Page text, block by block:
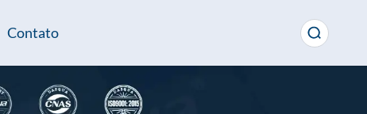
Contato